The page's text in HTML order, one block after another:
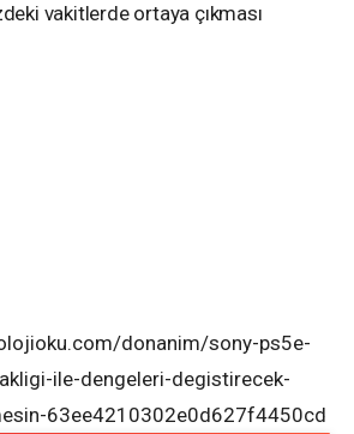
vakitlerde ortaya çıkması
donanim/sony-ps5e-
ile-dengeleri-degistirecek-
63ee4210302e0d627f4450cd